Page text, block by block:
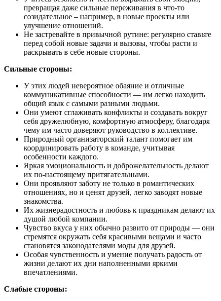
превращая даже сильные переживания в что-то
созидательное – например, в новые проекты или
улучшение отношений.
Не застревайте в привычной рутине: регулярно ставьте
перед собой новые задачи и вызовы, чтобы расти и
раскрывать в себе новые стороны.
Сильные стороны:
У этих людей невероятное обаяние и отличные
коммуникативные способности — им легко находить
общий язык с самыми разными людьми.
Они умеют сглаживать конфликты и создавать вокруг
себя дружелюбную, комфортную атмосферу, благодаря
чему им часто доверяют руководство в коллективе.
Природный организаторский талант помогает им
координировать работу в команде, учитывая
особенности каждого.
Яркая эмоциональность и доброжелательность делают
их по-настоящему притягательными.
Они проявляют заботу не только в романтических
отношениях, но и ценят друзей, легко заводят новые
знакомства.
Их жизнерадостность и любовь к праздникам делают их
душой любой компании.
Чувство вкуса у них обычно развито от природы — они
стремятся окружать себя красивыми вещами и часто
становятся законодателями моды для друзей.
Особая чувственность и умение получать радость от
жизни делают их дни наполненными яркими
впечатлениями.
Слабые стороны: